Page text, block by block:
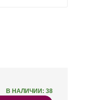
В НАЛИЧИИ: 38